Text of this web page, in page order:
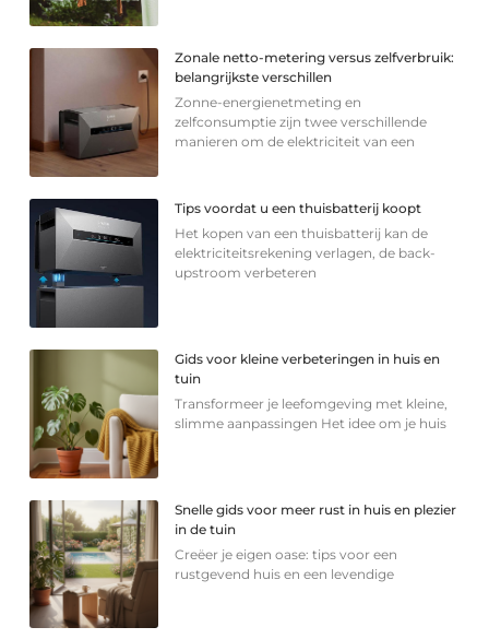
Zonale netto-metering versus zelfverbruik:
belangrijkste verschillen
Zonne-energienetmeting en
zelfconsumptie zijn twee verschillende
manieren om de elektriciteit van een
Tips voordat u een thuisbatterij koopt
Het kopen van een thuisbatterij kan de
elektriciteitsrekening verlagen, de back-
upstroom verbeteren
Gids voor kleine verbeteringen in huis en
tuin
Transformeer je leefomgeving met kleine,
slimme aanpassingen Het idee om je huis
Snelle gids voor meer rust in huis en plezier
in de tuin
Creëer je eigen oase: tips voor een
rustgevend huis en een levendige